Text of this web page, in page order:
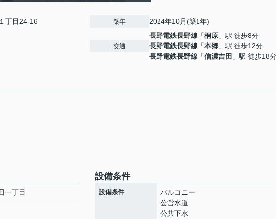
１丁目24-16 築年 2024年10月(築1年)
交通
長野電鉄長野線 「桐原 」駅 徒歩8分
長野電鉄長野線 「本郷 」駅 徒歩12分
長野電鉄長野線 「信濃吉田 」駅 徒歩18分
一丁目
設備条件
設備条件
バルコニー
公営水道
公共下水